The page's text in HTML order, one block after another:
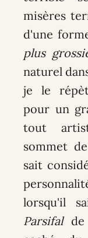
misères
d'une
plus
naturel
je le
pour un
tout
sommet
sait
lorsqu'il
Parsifalde